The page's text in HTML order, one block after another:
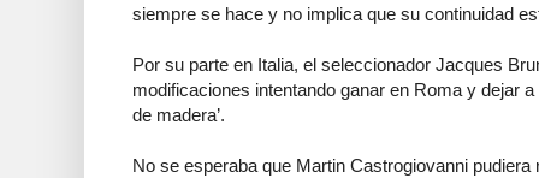
siempre se hace y no implica que su continuidad
Por su parte en Italia, el seleccionador Jacques
modificaciones intentando ganar en Roma y dejar
de madera’.
No se esperaba que Martin Castrogiovanni